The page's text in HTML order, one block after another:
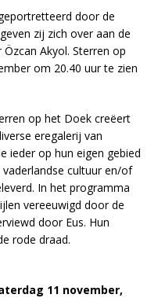
door de
zij zich over aan de
Akyol. Sterren op
om 20.40 uur te zien
op het Doek creëert
eregalerij van
ieder op hun eigen gebied
cultuur en/of
In het programma
vereeuwigd door de
door Eus. Hun
rode draad.
11 november,